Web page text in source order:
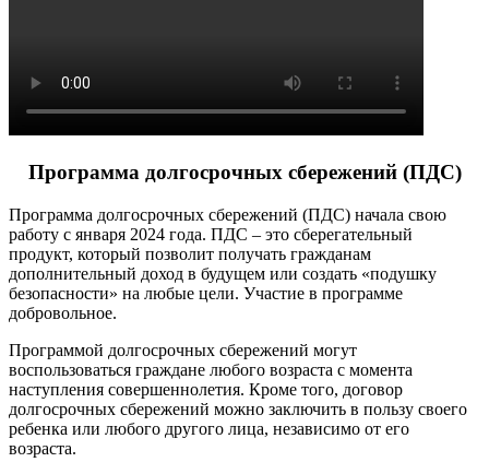
Программа долгосрочных сбережений (ПДС)
Программа долгосрочных сбережений (ПДС) начала свою
работу с января 2024 года. ПДС – это сберегательный
продукт, который позволит получать гражданам
дополнительный доход в будущем или создать «подушку
безопасности» на любые цели. Участие в программе
добровольное.
Программой долгосрочных сбережений могут
воспользоваться граждане любого возраста с момента
наступления совершеннолетия. Кроме того, договор
долгосрочных сбережений можно заключить в пользу своего
ребенка или любого другого лица, независимо от его
возраста.